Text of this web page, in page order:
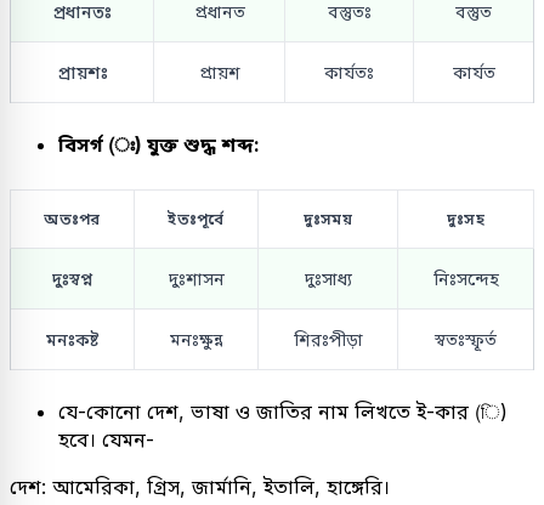
প্রধানতঃ প্রধানত বস্তুতঃ বস্তুত
প্রায়শঃ প্রায়শ কার্যতঃ কার্যত
বিসর্গ (ঃ) যুক্ত শুদ্ধ শব্দ:
অতঃপর ইতঃপূর্বে দুঃসময় দুঃসহ
দুঃস্বপ্ন দুঃশাসন দুঃসাধ্য নিঃসন্দেহ
মনঃকষ্ট মনঃক্ষুন্ন শিরঃপীড়া স্বতঃস্ফূর্ত
যে-কোনো দেশ, ভাষা ও জাতির নাম লিখতে ই-কার (ি)
হবে। যেমন-
দেশ: আমেরিকা, গ্রিস, জার্মানি, ইতালি, হাঙ্গেরি।